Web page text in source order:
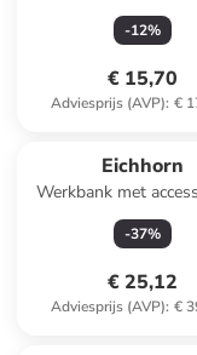
-12%
€ 15,70
Adviesprijs (AVP): €
Eichhorn
Werkbank met
vanaf 3 jaar
-37%
€ 25,12
Adviesprijs (AVP): €